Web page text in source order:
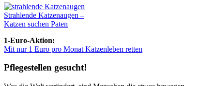
Strahlende Katzenaugen –
Katzen suchen Paten
1-Euro-Aktion:
Mit nur 1 Euro pro Monat Katzenleben retten
Pflegestellen gesucht!